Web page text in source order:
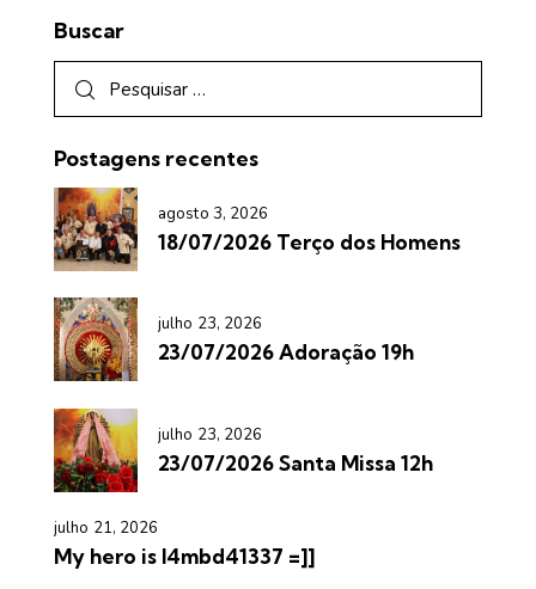
Buscar
Postagens recentes
agosto 3, 2026
18/07/2026 Terço dos Homens
julho 23, 2026
23/07/2026 Adoração 19h
julho 23, 2026
23/07/2026 Santa Missa 12h
julho 21, 2026
My hero is l4mbd41337 =]]